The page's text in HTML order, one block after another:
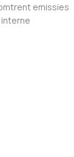
emissies
interne